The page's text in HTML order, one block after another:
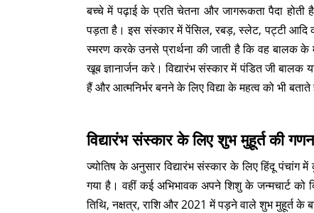
बच्चे में पढ़ाई के प्रति चेतना और जागरूकता पैदा
पड़ता है। इस संस्कार में पेंसिल, रबड़, स्लेट, पट्टी आदि
स्मरण करके उनसे प्रार्थना की जाती है कि वह बालक
खूब ज्ञानार्जन करे। विद्यारंभ संस्कार में पंडित जी बालक
हैं और आत्मनिर्भर बनने के लिए विद्या के महत्व को भी बताते
विद्यारंभ संस्कार के लिए शुभ मुहूर्त की
ज्योतिष के अनुसार विद्यारंभ संस्कार के लिए हिंदू पंचांग
गया है। वहीं कई अभिभावक अपने शिशु के जन्मचार्ट
तिथि, नक्षत्र, राशि और 2021 में पड़ने वाले शुभ मुहूर्त के